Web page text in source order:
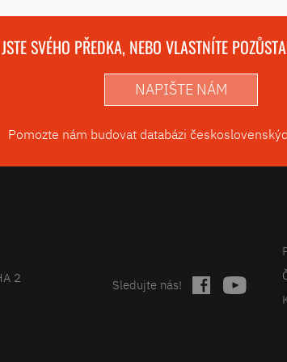
SVÉHO PŘEDKA, NEBO VLASTNÍTE
NAPIŠTE NÁM
Pomozte nám budovat databázi
2 Sledujte nás!